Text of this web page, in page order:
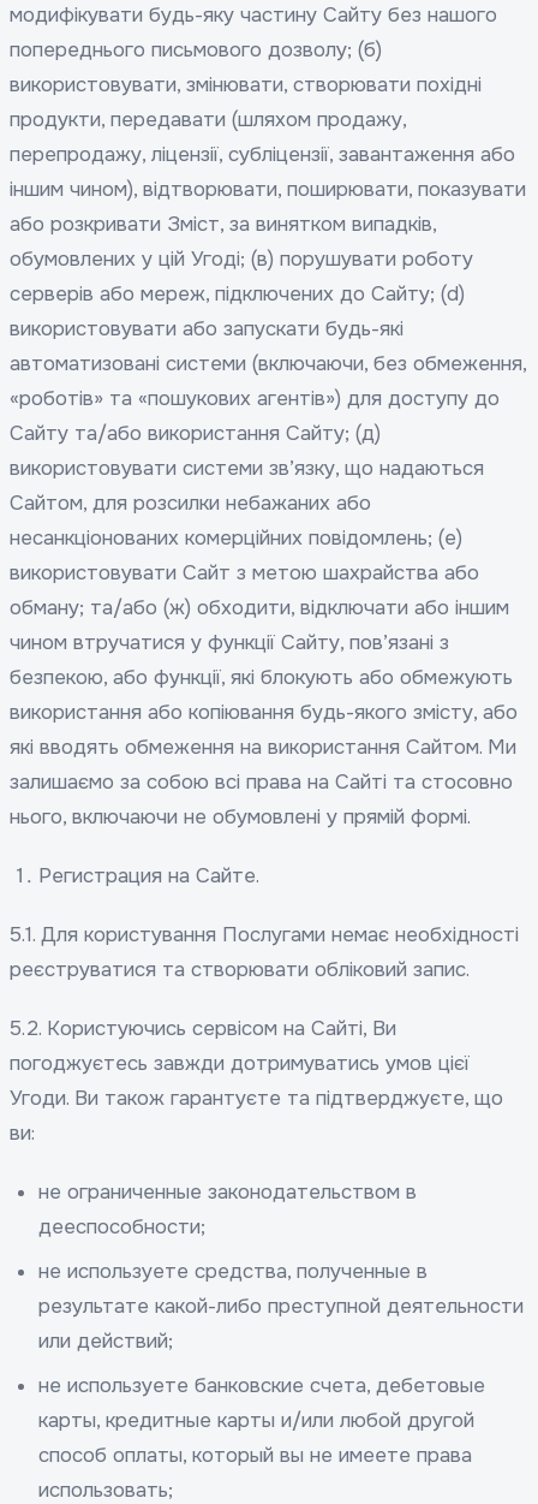
модифікувати будь-яку частину Сайту без нашого
попереднього письмового дозволу; (б)
використовувати, змінювати, створювати похідні
продукти, передавати (шляхом продажу,
перепродажу, ліцензії, субліцензії, завантаження або
іншим чином), відтворювати, поширювати, показувати
або розкривати Зміст, за винятком випадків,
обумовлених у цій Угоді; (в) порушувати роботу
серверів або мереж, підключених до Сайту; (d)
використовувати або запускати будь-які
автоматизовані системи (включаючи, без обмеження,
«роботів» та «пошукових агентів») для доступу до
Сайту та/або використання Сайту; (д)
використовувати системи зв’язку, що надаються
Сайтом, для розсилки небажаних або
несанкціонованих комерційних повідомлень; (e)
використовувати Сайт з метою шахрайства або
обману; та/або (ж) обходити, відключати або іншим
чином втручатися у функції Сайту, пов’язані з
безпекою, або функції, які блокують або обмежують
використання або копіювання будь-якого змісту, або
які вводять обмеження на використання Сайтом. Ми
залишаємо за собою всі права на Сайті та стосовно
нього, включаючи не обумовлені у прямій формі.
Регистрация на Сайте.
5.1. Для користування Послугами немає необхідності
реєструватися та створювати обліковий запис.
5.2. Користуючись сервісом на Сайті, Ви
погоджуєтесь завжди дотримуватись умов цієї
Угоди. Ви також гарантуєте та підтверджуєте, що
ви:
не ограниченные законодательством в
дееспособности;
не используете средства, полученные в
результате какой-либо преступной деятельности
или действий;
не используете банковские счета, дебетовые
карты, кредитные карты и/или любой другой
способ оплаты, который вы не имеете права
использовать;